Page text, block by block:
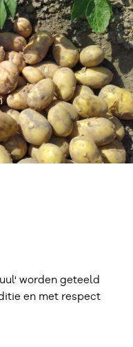
worden geteeld
en met respect